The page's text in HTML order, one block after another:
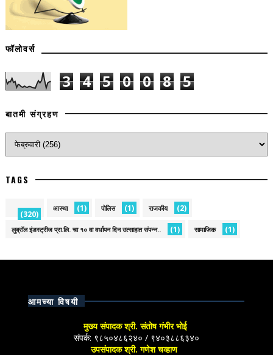
फॉलोवर्स
3 4 5 0 0 8 5
बातमी संग्रहण
TAGS
(320)
आस्था (1) पोलिस (1) राजकीय (2)
लुब्रॉल इंडस्ट्रीज प्रा.लि. चा १० वा वर्धापन दिन उत्साहात संपन्न.. (1) सामाजिक (1)
आमच्या विषयी
मुख्य संपादक श्री. संतोष गंभीर भोई
संपर्क: ९८५०४८६२४० / ९४०३८८६३४०
उपसंपादक श्री. गणेश चव्हाण